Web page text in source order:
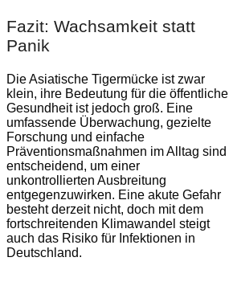
Fazit: Wachsamkeit statt
Panik
Die Asiatische Tigermücke ist zwar
klein, ihre Bedeutung für die öffentliche
Gesundheit ist jedoch groß. Eine
umfassende Überwachung, gezielte
Forschung und einfache
Präventionsmaßnahmen im Alltag sind
entscheidend, um einer
unkontrollierten Ausbreitung
entgegenzuwirken. Eine akute Gefahr
besteht derzeit nicht, doch mit dem
fortschreitenden Klimawandel steigt
auch das Risiko für Infektionen in
Deutschland.